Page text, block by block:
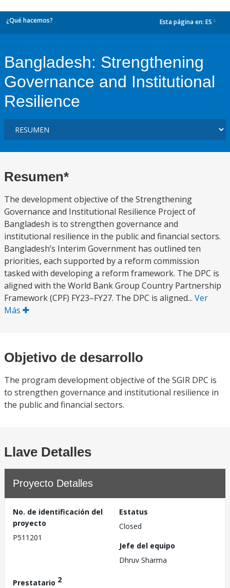
¿Qué hacemos? Esta página en: ES
Bangladesh: Strengthening
Governance and Institutional
Resilience
Resumen*
The development objective of the Strengthening
Governance and Institutional Resilience Project of
Bangladesh is to strengthen governance and
institutional resilience in the public and financial sectors.
Bangladesh’s Interim Government has outlined ten
priorities, each supported by a reform commission
tasked with developing a reform framework. The DPC is
aligned with the World Bank Group Country Partnership
Framework (CPF) FY23–FY27. The DPC is aligned... Ver
Más
Objetivo de desarrollo
The program development objective of the SGIR DPC is
to strengthen governance and institutional resilience in
the public and financial sectors.
Llave Detalles
Proyecto Detalles
No. de identificación del
proyecto
P511201
Estatus
Closed
Jefe del equipo
Dhruv Sharma
Prestatario 2